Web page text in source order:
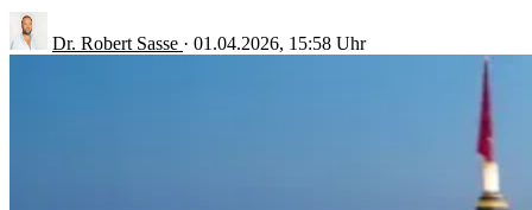
Dr. Robert Sasse · 01.04.2026, 15:58 Uhr